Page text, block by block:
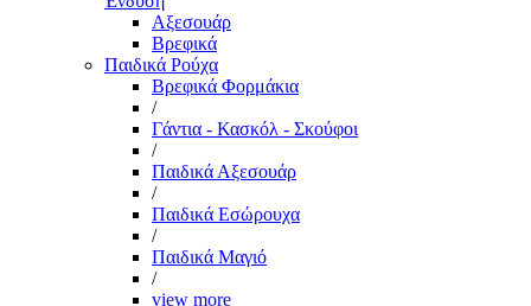
Αξεσουάρ
Βρεφικά
Παιδικά Ρούχα
Βρεφικά Φορμάκια
/
Γάντια - Κασκόλ - Σκούφοι
/
Παιδικά Αξεσουάρ
/
Παιδικά Εσώρουχα
/
Παιδικά Μαγιό
/
view more